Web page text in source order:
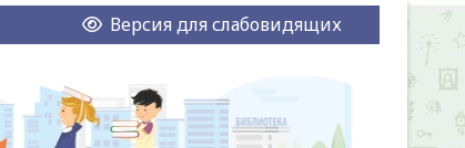
Версия для слабовидящих